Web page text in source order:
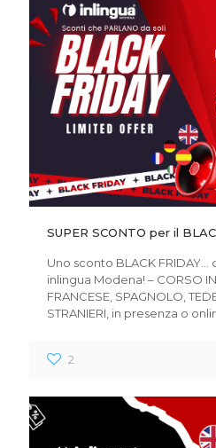
SUPER SCONTO per il
Uno sconto BLACK FRIDAY…
inlingua Modena! – CORSO
FRANCESE, SPAGNOLO,
STRANIERI, in presenza o
2